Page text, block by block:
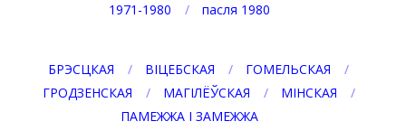
1971-1980
пасля 1980
БРЭСЦКАЯ ВІЦЕБСКАЯ
ГОМЕЛЬСКАЯ
ГРОДЗЕНСКАЯ
МАГІЛЁЎСКАЯ
МІНСКАЯ
ПАМЕЖЖА І ЗАМЕЖЖА